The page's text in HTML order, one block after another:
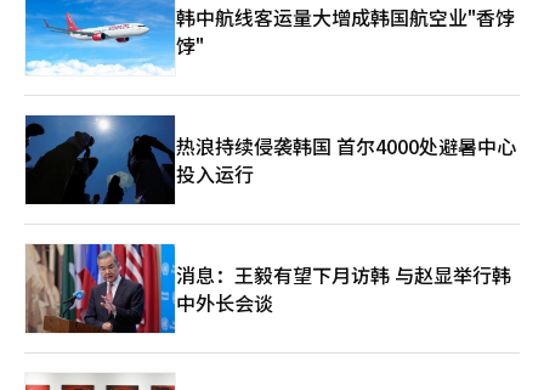
韩中航线客运量大增成韩国航空业"香饽
饽"
热浪持续侵袭韩国 首尔4000处避暑中心
投入运行
消息：王毅有望下月访韩 与赵显举行韩
中外长会谈